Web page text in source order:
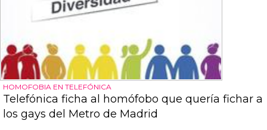
HOMOFOBIA EN TELEFÓNICA
Telefónica ficha al homófobo que quería fichar a
los gays del Metro de Madrid